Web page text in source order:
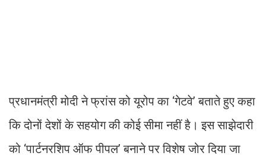
प्रधानमंत्री मोदी ने फ्रांस को यूरोप का ‘गेटवे’ बताते हुए कहा
कि दोनों देशों के सहयोग की कोई सीमा नहीं है। इस साझेदारी
को ‘पार्टनरशिप ऑफ पीपल’ बनाने पर विशेष जोर दिया जा